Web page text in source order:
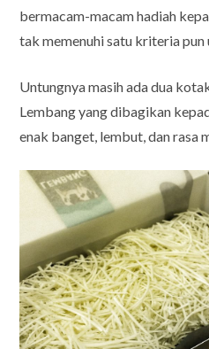
bermacam-macam hadiah
tak memenuhi satu kriteria
Untungnya masih ada dua
Lembang yang dibagikan
enak banget, lembut, dan rasa